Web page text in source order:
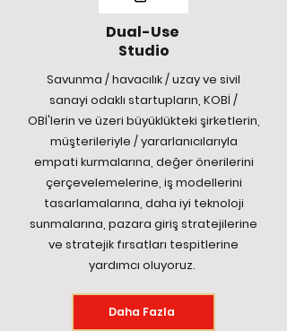
Dual-Use
Studio
Savunma / havacılık / uzay ve sivil
sanayi odaklı startupların, KOBİ /
OBİ'lerin ve üzeri büyüklükteki şirketlerin,
müşterileriyle / yararlanıcılarıyla
empati kurmalarına, değer önerilerini
çerçevelemelerine, iş modellerini
tasarlamalarına, daha iyi teknoloji
sunmalarına, pazara giriş stratejilerine
ve stratejik fırsatları tespitlerine
yardımcı oluyoruz.
Daha Fazla